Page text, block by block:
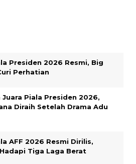
Presiden 2026 Resmi, Big
Perhatian
Juara Piala Presiden 2026,
Diraih Setelah Drama Adu
AFF 2026 Resmi Dirilis,
Tiga Laga Berat